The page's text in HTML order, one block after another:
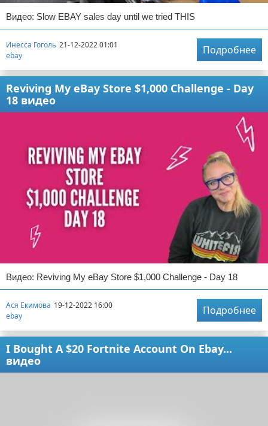
Видео: Slow EBAY sales day until we tried THIS
Инесса Гоголь 21-12-2022 01:01
ebay
Подробнее
Reviving My eBay Store $1,000 Challenge - Day
18 видео
Видео: Reviving My eBay Store $1,000 Challenge - Day 18
Ася Екимова 19-12-2022 16:00
ebay
Подробнее
I Bought A $20 Fortnite Account On Ebay...
видео